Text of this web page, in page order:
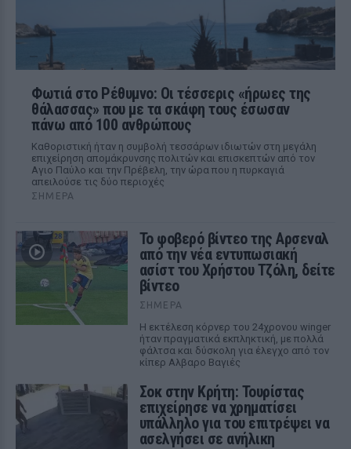
Φωτιά στο Ρέθυμνο: Οι τέσσερις «ήρωες της
θάλασσας» που με τα σκάφη τους έσωσαν
πάνω από 100 ανθρώπους
Καθοριστική ήταν η συμβολή τεσσάρων ιδιωτών στη μεγάλη
επιχείρηση απομάκρυνσης πολιτών και επισκεπτών από τον
Αγιο Παύλο και την Πρέβελη, την ώρα που η πυρκαγιά
απειλούσε τις δύο περιοχές
ΣΉΜΕΡΑ
Το φοβερό βίντεο της Αρσεναλ
από την νέα εντυπωσιακή
ασίστ του Χρήστου Τζόλη, δείτε
βίντεο
ΣΉΜΕΡΑ
Η εκτέλεση κόρνερ του 24χρονου winger
ήταν πραγματικά εκπληκτική, με πολλά
φάλτσα και δύσκολη για έλεγχο από τον
κίπερ Αλβαρο Βαγιές
Σοκ στην Κρήτη: Τουρίστας
επιχείρησε να χρηματίσει
υπάλληλο για του επιτρέψει να
ασελγήσει σε ανήλικη